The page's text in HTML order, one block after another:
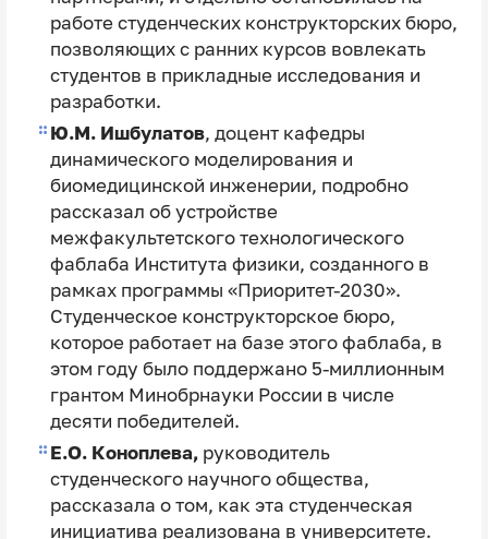
работе студенческих конструкторских бюро,
позволяющих с ранних курсов вовлекать
студентов в прикладные исследования и
разработки.
Ю.М. Ишбулатов, доцент кафедры
динамического моделирования и
биомедицинской инженерии, подробно
рассказал об устройстве
межфакультетского технологического
фаблаба Института физики, созданного в
рамках программы «Приоритет-2030».
Студенческое конструкторское бюро,
которое работает на базе этого фаблаба, в
этом году было поддержано 5-миллионным
грантом Минобрнауки России в числе
десяти победителей.
Е.О. Коноплева, руководитель
студенческого научного общества,
рассказала о том, как эта студенческая
инициатива реализована в университете.